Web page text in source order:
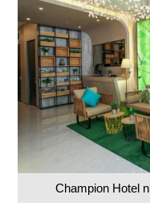
Champion Hotel